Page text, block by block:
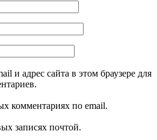
и адрес сайта в этом браузере для
комментариях по email.
записях почтой.